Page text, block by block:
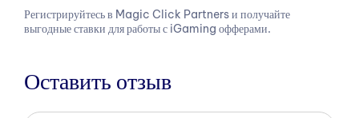
Регистрируйтесь в Magic Click Partners и получайте
выгодные ставки для работы с iGaming офферами.
Оставить отзыв